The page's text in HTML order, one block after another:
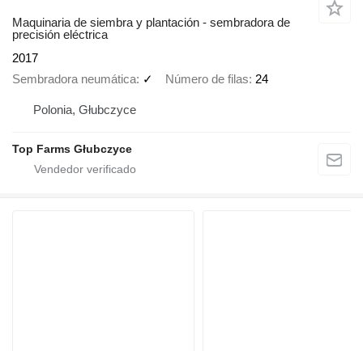
Maquinaria de siembra y plantación - sembradora de
precisión eléctrica
2017
Sembradora neumática ✓ Número de filas 24
Polonia, Głubczyce
Top Farms Głubczyce